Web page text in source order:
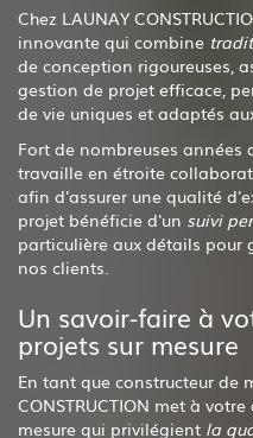
Chez LAUNAY
innovante qui combine
de conception rigoureuses,
gestion de projet efficace,
de vie uniques et adaptés
Fort de nombreuses années
travaille en étroite
afin d'assurer une qualité
projet bénéficie d'un suivi
particulière aux détails
nos clients.
Un savoir-faire à
projets sur mesure
En tant que constructeur de
CONSTRUCTION met à
mesure qui privilégient la